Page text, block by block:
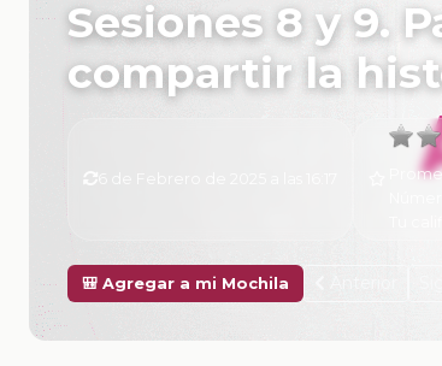
Sesiones 8 y 9.
compartir la
Tu
🎒 Agregar a mi Mochila